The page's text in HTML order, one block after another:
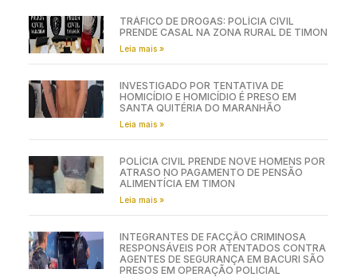
TRÁFICO DE DROGAS: POLÍCIA CIVIL
PRENDE CASAL NA ZONA RURAL DE TIMON
Leia mais »
INVESTIGADO POR TENTATIVA DE
HOMICÍDIO E HOMICÍDIO É PRESO EM
SANTA QUITÉRIA DO MARANHÃO
Leia mais »
POLÍCIA CIVIL PRENDE NOVE HOMENS POR
ATRASO NO PAGAMENTO DE PENSÃO
ALIMENTÍCIA EM TIMON
Leia mais »
INTEGRANTES DE FACÇÃO CRIMINOSA
RESPONSÁVEIS POR ATENTADOS CONTRA
AGENTES DE SEGURANÇA EM BACURI SÃO
PRESOS EM OPERAÇÃO POLICIAL